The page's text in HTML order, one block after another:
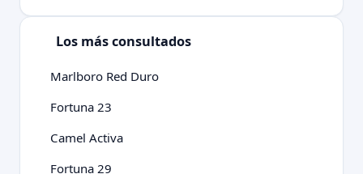
Los más consultados
Marlboro Red Duro
Fortuna 23
Camel Activa
Fortuna 29